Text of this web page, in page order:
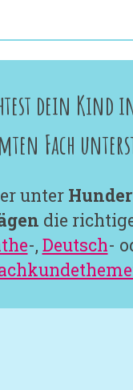
dein Kind
Fach
unter
-, Deutsch